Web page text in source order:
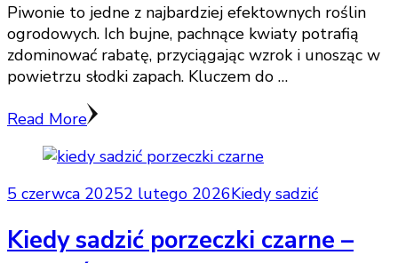
Piwonie to jedne z najbardziej efektownych roślin
ogrodowych. Ich bujne, pachnące kwiaty potrafią
zdominować rabatę, przyciągając wzrok i unosząc w
powietrzu słodki zapach. Kluczem do …
Read More
5 czerwca 20252 lutego 2026Kiedy sadzić
Kiedy sadzić porzeczki czarne –